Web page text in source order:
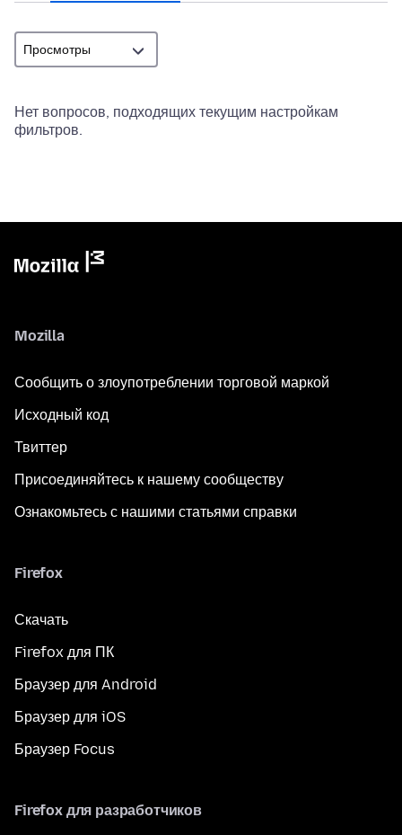
Нет вопросов, подходящих текущим настройкам
фильтров.
Mozilla
Сообщить о злоупотреблении торговой маркой
Исходный код
Твиттер
Присоединяйтесь к нашему сообществу
Ознакомьтесь с нашими статьями справки
Firefox
Скачать
Firefox для ПК
Браузер для Android
Браузер для iOS
Браузер Focus
Firefox для разработчиков